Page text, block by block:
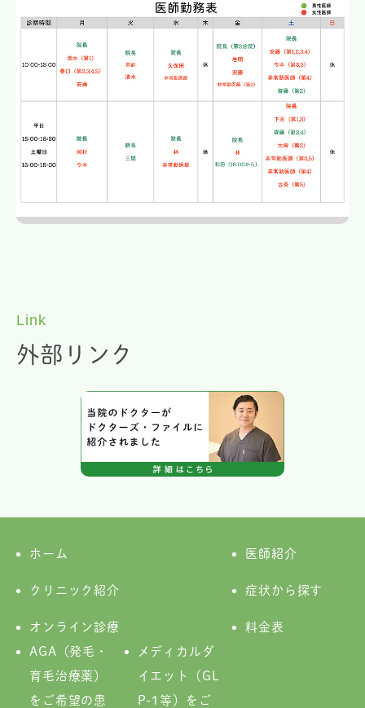
Link
外部リンク
ホーム 医師紹介
クリニック紹介 症状から探す
オンライン診療
AGA（発毛・
育毛治療薬）
をご希望の患
メディカルダ
イエット（GL
P-1等）をご
料金表